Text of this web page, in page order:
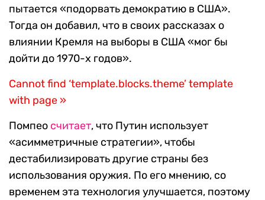
пытается «подорвать демократию в США».
Тогда он добавил, что в своих рассказах о
влиянии Кремля на выборы в США «мог бы
дойти до 1970-х годов».
Cannot find ‘template.blocks.theme’ template
with page »
Помпео считает, что Путин использует
«асимметричные стратегии», чтобы
дестабилизировать другие страны без
использования оружия. По его мнению, со
временем эта технология улучшается, поэтому